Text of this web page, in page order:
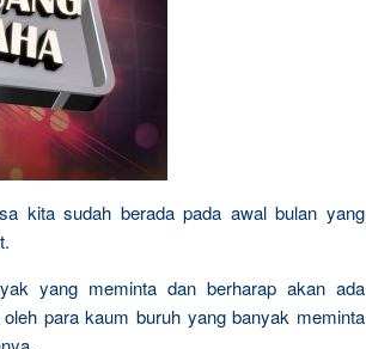
kita sudah berada pada awal bulan yang
yang meminta dan berharap akan ada
para kaum buruh yang banyak meminta